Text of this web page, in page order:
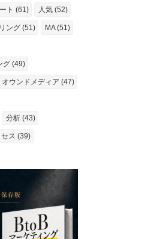
ト (61) 人気 (52)
ング (51) MA (51)
グ (49)
オウンドメディア (47)
分析 (43)
ス (39)